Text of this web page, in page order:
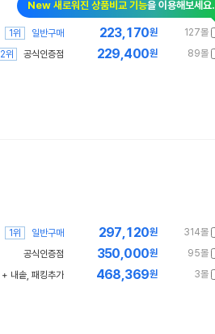
New 새로워진 상품비교 기능을 이용해보세요.
127몰
223,170원
1위
일반구매
89몰
229,400원
2위 공식인증점
314몰
297,120원
1위
일반구매
95몰
350,000원
공식인증점
3몰
468,369원
+ 내솥, 패킹추가